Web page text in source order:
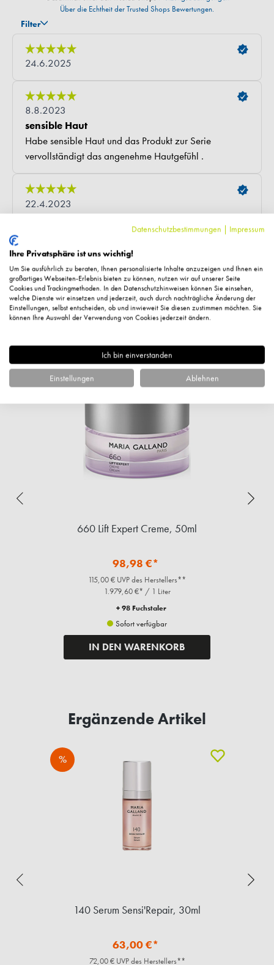
Fragen zum Artikel?
%
660 Lift Expert Creme, 50ml
98,98 €*
115,00 € UVP des Herstellers**
1.979,60 €* / 1 Liter
+ 98 Fuchstaler
Sofort verfügbar
IN DEN WARENKORB
Ergänzende Artikel
%
140 Serum Sensi'Repair, 30ml
63,00 €*
72,00 € UVP des Herstellers**
Datenschutzbestimmungen | Impressum
Ihre Privatsphäre ist uns wichtig!
Um Sie ausführlich zu beraten, Ihnen personalisierte Inhalte anzuzeigen und Ihnen ein
großartiges Webseiten-Erlebnis bieten zu können, nutzen wir auf unserer Seite
Cookies und Trackingmethoden. In den Datenschutzhinweisen können Sie einsehen,
welche Dienste wir einsetzen und jederzeit, auch durch nachträgliche Änderung der
Einstellungen, selbst entscheiden, ob und inwieweit Sie diesen zustimmen möchten. Sie
können Ihre Auswahl der Verwendung von Cookies jederzeit ändern.
Ich bin einverstanden
Einstellungen Ablehnen